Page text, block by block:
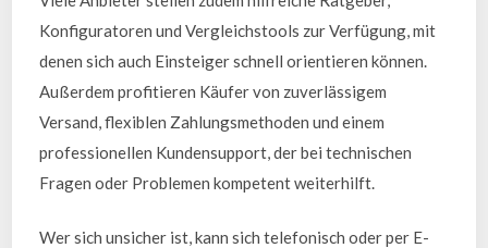
Konfiguratoren und Vergleichstools zur Verfügung, mit
denen sich auch Einsteiger schnell orientieren können.
Außerdem profitieren Käufer von zuverlässigem
Versand, flexiblen Zahlungsmethoden und einem
professionellen Kundensupport, der bei technischen
Fragen oder Problemen kompetent weiterhilft.
Wer sich unsicher ist, kann sich telefonisch oder per E-